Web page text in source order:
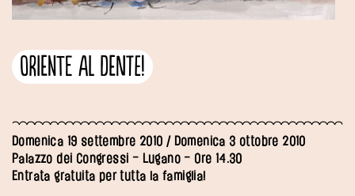
Oriente al dente!
Domenica 19 settembre 2010 / Domenica 3 ottobre 2010
Palazzo dei Congressi – Lugano – Ore 14.30
Entrata gratuita per tutta la famiglia!